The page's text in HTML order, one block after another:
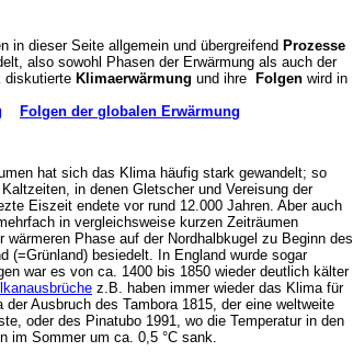
in dieser Seite allgemein und übergreifend Prozesse
also sowohl Phasen der Erwärmung als auch der
diskutierte Klimaerwärmung und ihre Folgen wird in
Folgen der globalen Erwärmung
hat sich das Klima häufig stark gewandelt; so
in denen Gletscher und Vereisung der
Eiszeit endete vor rund 12.000 Jahren. Aber auch
in vergleichsweise kurzen Zeiträumen
wärmeren Phase auf der Nordhalbkugel zu Beginn des
(=Grünland) besiedelt. In England wurde sogar
war es von ca. 1400 bis 1850 wieder deutlich kälter
z.B. haben immer wieder das Klima für
Ausbruch des Tambora 1815, der eine weltweite
oder des Pinatubo 1991, wo die Temperatur in den
im Sommer um ca. 0,5 °C sank.